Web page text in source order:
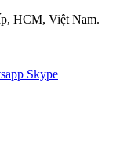
HCM, Việt Nam.
Skype